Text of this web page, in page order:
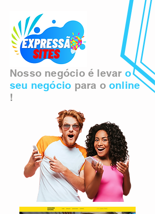
Nosso negócio é levar o
seu negócio para o online
!